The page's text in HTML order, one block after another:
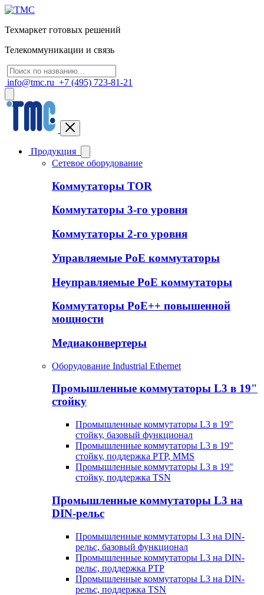
Техмаркет готовых решений
Телекоммуникации и связь
info@tmc.ru +7 (495) 723-81-21
Продукция
Сетевое оборудование
Коммутаторы TOR
Коммутаторы 3-го уровня
Коммутаторы 2-го уровня
Управляемые PoE коммутаторы
Неуправляемые PoE коммутаторы
Коммутаторы PoE++ повышенной
мощности
Медиаконвертеры
Оборудование Industrial Ethernet
Промышленные коммутаторы L3 в 19"
стойку
Промышленные коммутаторы L3 в 19"
стойку, базовый функционал
Промышленные коммутаторы L3 в 19"
стойку, поддержка PTP, MMS
Промышленные коммутаторы L3 в 19"
стойку, поддержка TSN
Промышленные коммутаторы L3 на
DIN-рельс
Промышленные коммутаторы L3 на DIN-
рельс, базовый функционал
Промышленные коммутаторы L3 на DIN-
рельс, поддержка PTP
Промышленные коммутаторы L3 на DIN-
рельс, поддержка TSN